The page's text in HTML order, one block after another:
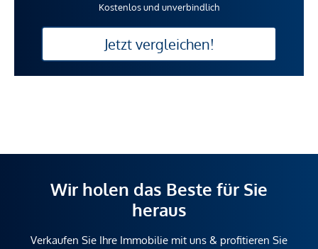
Kostenlos und unverbindlich
Jetzt vergleichen!
Wir holen das Beste für Sie
heraus
Verkaufen Sie Ihre Immobilie mit uns & profitieren Sie